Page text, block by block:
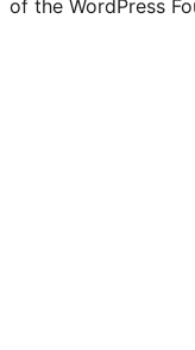
of the WordPress